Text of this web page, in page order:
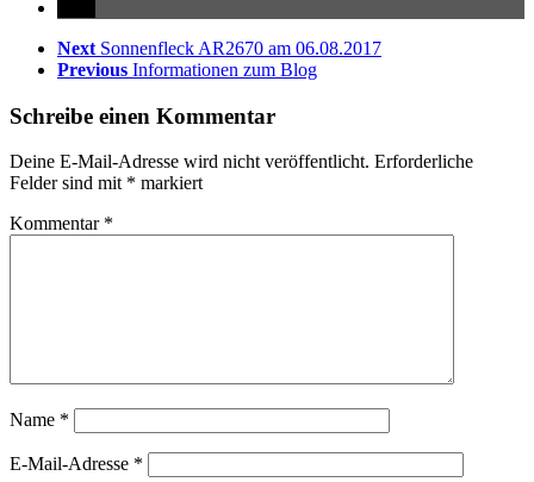
Next Sonnenfleck AR2670 am 06.08.2017
Previous Informationen zum Blog
Schreibe einen Kommentar
Deine E-Mail-Adresse wird nicht veröffentlicht. Erforderliche
Felder sind mit * markiert
Kommentar *
Name *
E-Mail-Adresse *